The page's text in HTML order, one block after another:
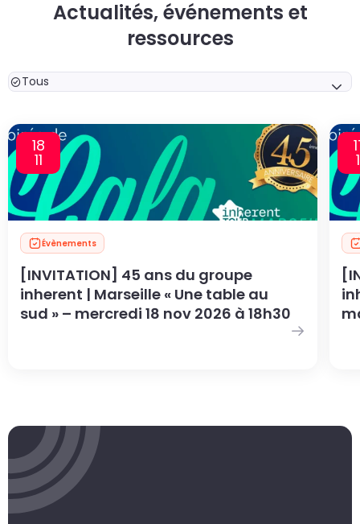
Actualités, événements et
ressources
Tous
18
11
Évènements
[INVITATION] 45 ans du groupe
inherent | Marseille « Une table au
sud » – mercredi 18 nov 2026 à 18h30